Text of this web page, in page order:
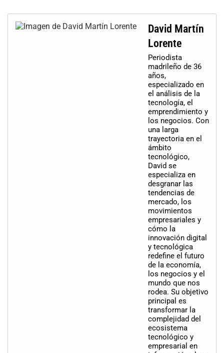
David Martín
Lorente
Periodista
madrileño de 36
años,
especializado en
el análisis de la
tecnología, el
emprendimiento y
los negocios. Con
una larga
trayectoria en el
ámbito
tecnológico,
David se
especializa en
desgranar las
tendencias de
mercado, los
movimientos
empresariales y
cómo la
innovación digital
y tecnológica
redefine el futuro
de la economía,
los negocios y el
mundo que nos
rodea. Su objetivo
principal es
transformar la
complejidad del
ecosistema
tecnológico y
empresarial en